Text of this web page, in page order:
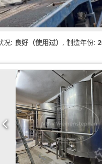
况: 良好（使用过） , 制造年份: